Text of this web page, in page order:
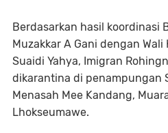
Berdasarkan hasil koordinasi
Muzakkar A Gani dengan
Suaidi Yahya, Imigran
dikarantina di penampungan
Menasah Mee Kandang,
Lhokseumawe.